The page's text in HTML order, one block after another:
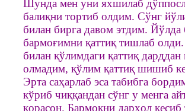
Шунда мен уни яхшилаб
балиқни тортиб олдим. Сўнг
билан бирга давом этдим.
бармоғимни қаттиқ тишлаб
билан қўлимдаги қаттиқ
олмадим, қўлим қаттиқ шишиб
Эрта саҳарлаб эса табибга
кўриб чиққандан сўнг у менга
қорасон. Бармоқни дарҳол